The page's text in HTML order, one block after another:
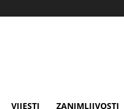
VIJESTI ZANIMLJIVOSTI